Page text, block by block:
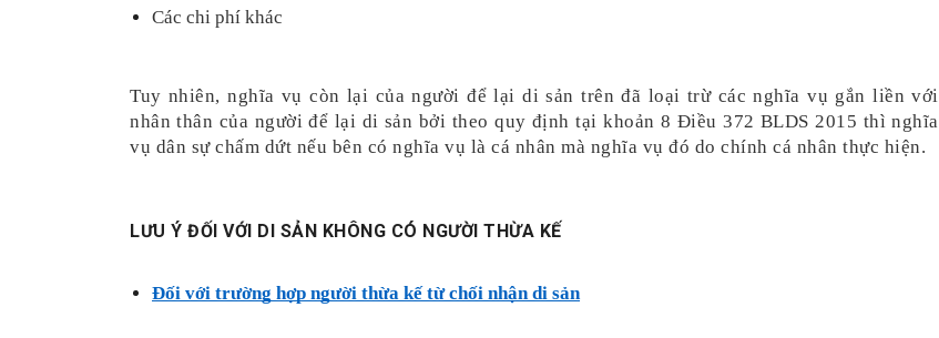
Các chi phí khác
Tuy nhiên, nghĩa vụ còn lại của người để lại di sản trên đã loại trừ các nghĩa vụ gắn liền với
nhân thân của người để lại di sản bởi theo quy định tại khoản 8 Điều 372 BLDS 2015 thì nghĩa
vụ dân sự chấm dứt nếu bên có nghĩa vụ là cá nhân mà nghĩa vụ đó do chính cá nhân thực hiện.
LƯU Ý ĐỐI VỚI DI SẢN KHÔNG CÓ NGƯỜI THỪA KẾ
Đối với trường hợp người thừa kế từ chối nhận di sản